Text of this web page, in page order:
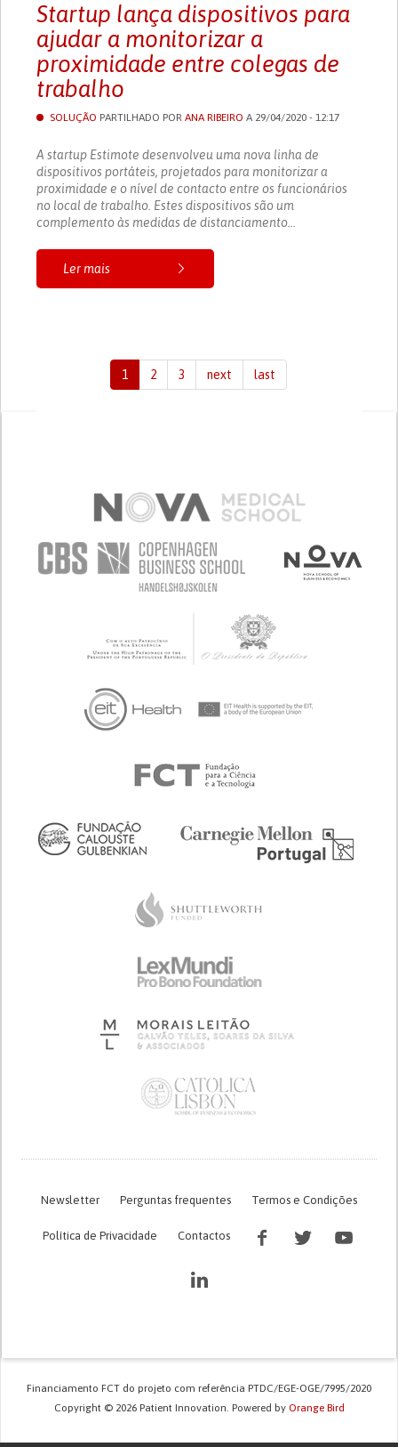
Startup lança dispositivos para
ajudar a monitorizar a
proximidade entre colegas de
trabalho
SOLUÇÃO PARTILHADO POR ANA RIBEIRO A 29/04/2020 - 12:17
A startup Estimote desenvolveu uma nova linha de
dispositivos portáteis, projetados para monitorizar a
proximidade e o nível de contacto entre os funcionários
no local de trabalho. Estes dispositivos são um
complemento às medidas de distanciamento...
Ler mais
1 2 3 next last
Newsletter Perguntas frequentes Termos e Condições
Política de Privacidade Contactos
Financiamento FCT do projeto com referência PTDC/EGE-OGE/7995/2020
Copyright © 2026 Patient Innovation. Powered by Orange Bird